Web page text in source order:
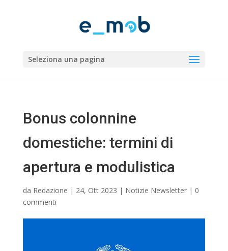
Seleziona una pagina
Bonus colonnine
domestiche: termini di
apertura e modulistica
da Redazione | 24, Ott 2023 | Notizie Newsletter| 0
commenti